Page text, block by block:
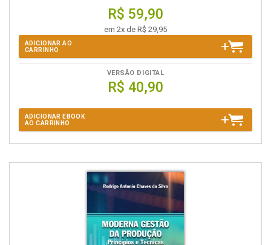
R$ 59,90
em 2x de R$ 29,95
ADICIONAR AO
CARRINHO
VERSÃO DIGITAL
R$ 40,90
ADICIONAR EBOOK
AO CARRINHO